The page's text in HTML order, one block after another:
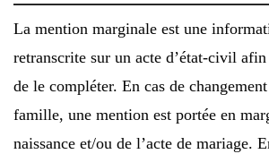
La mention marginale est une
retranscrite sur un acte d’état-civil
de le compléter. En cas de
famille, une mention est portée en
naissance et/ou de l’acte de mariage.